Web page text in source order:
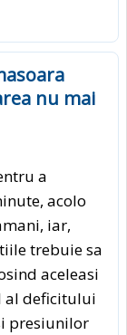
nu mai
a
acolo
iar,
trebuie sa
aceleasi
al deficitului
presiunilor